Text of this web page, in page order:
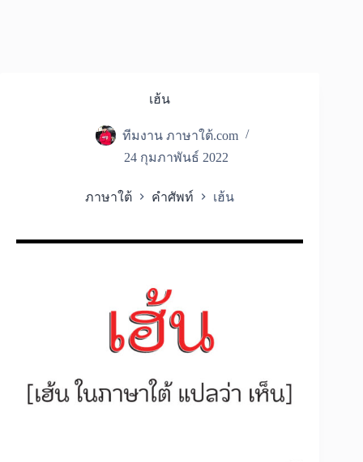
เฮ้น
ทีมงาน ภาษาใต้.com
24 กุมภาพันธ์ 2022
ภาษาใต้ คำศัพท์ เฮ้น